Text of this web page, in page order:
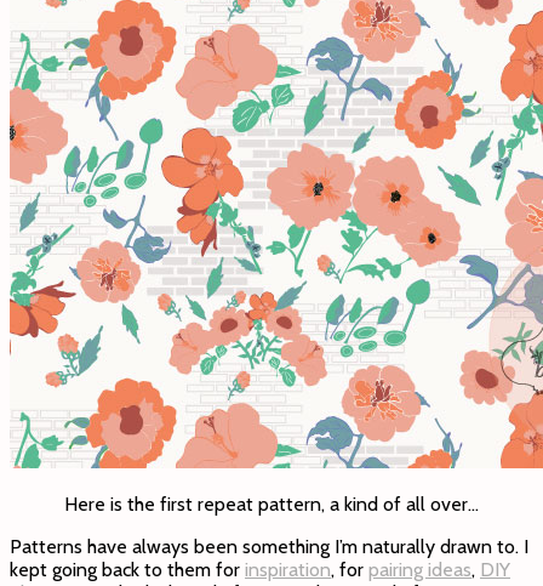
Here is the first repeat pattern, a kind of all over…
Patterns have always been something I’m naturally drawn to. I
kept going back to them for inspiration, for pairing ideas, DIY